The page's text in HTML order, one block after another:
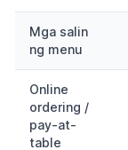
Mga salin
ng menu
Online
ordering /
pay-at-
table